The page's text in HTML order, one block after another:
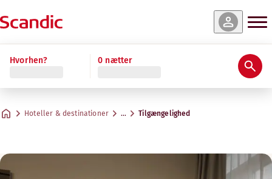
Hvorhen? 0 nætter
Hoteller & destinationer … Tilgængelighed